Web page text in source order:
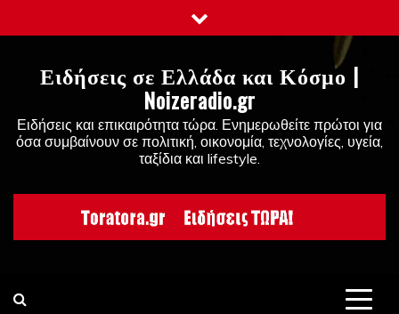
to
Ειδήσεις σε Ελλάδα και Κόσμο |
Noizeradio.gr
Ειδήσεις και επικαιρότητα τώρα. Ενημερωθείτε πρώτοι για
όσα συμβαίνουν σε πολιτική, οικονομία, τεχνολογίες, υγεία,
ταξίδια και lifestyle.